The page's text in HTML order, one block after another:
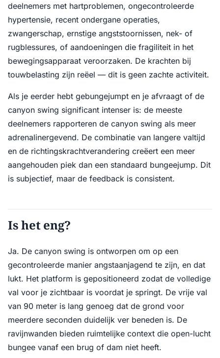
deelnemers met hartproblemen, ongecontroleerde
hypertensie, recent ondergane operaties,
zwangerschap, ernstige angststoornissen, nek- of
rugblessures, of aandoeningen die fragiliteit in het
bewegingsapparaat veroorzaken. De krachten bij
touwbelasting zijn reëel — dit is geen zachte activiteit.
Als je eerder hebt gebungejumpt en je afvraagt of de
canyon swing significant intenser is: de meeste
deelnemers rapporteren de canyon swing als meer
adrenalinergevend. De combinatie van langere valtijd
en de richtingskrachtverandering creëert een meer
aangehouden piek dan een standaard bungeejump. Dit
is subjectief, maar de feedback is consistent.
Is het eng?
Ja. De canyon swing is ontworpen om op een
gecontroleerde manier angstaanjagend te zijn, en dat
lukt. Het platform is gepositioneerd zodat de volledige
val voor je zichtbaar is voordat je springt. De vrije val
van 90 meter is lang genoeg dat de grond voor
meerdere seconden duidelijk ver beneden is. De
ravijnwanden bieden ruimtelijke context die open-lucht
bungee vanaf een brug of dam niet heeft.